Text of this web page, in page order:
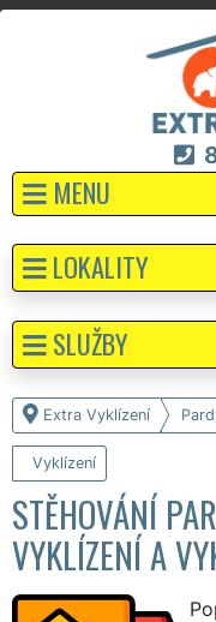
MENU
Extra Vyklízení
Vyklízení
STĚHOVÁNÍ
VYKLÍZENÍ A
LOKALITY
SLUŽBY